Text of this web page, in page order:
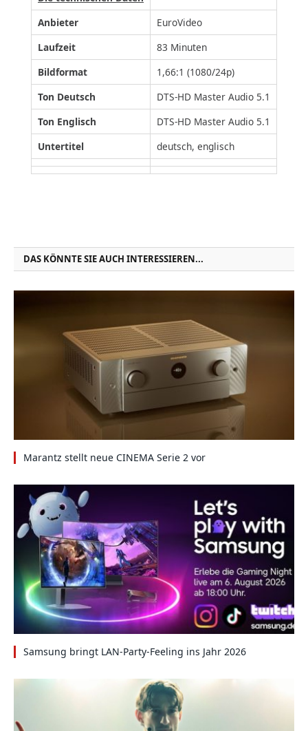
Anbieter
EuroVideo
Laufzeit
83 Minuten
Bildformat
1,66:1 (1080/24p)
Ton Deutsch
DTS-HD Master Audio 5.1
Ton Englisch
DTS-HD Master Audio 5.1
Untertitel
deutsch, englisch
DAS KÖNNTE SIE AUCH INTERESSIEREN...
Marantz stellt neue CINEMA Serie 2 vor
Samsung bringt LAN-Party-Feeling ins Jahr 2026